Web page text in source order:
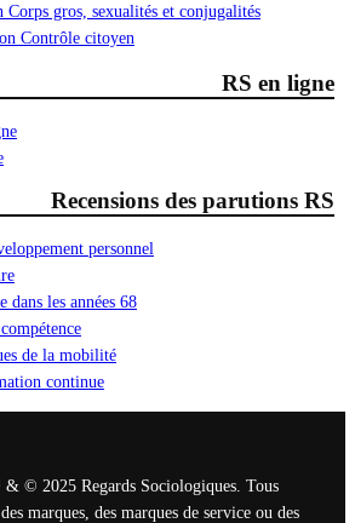
gros, sexualités et conjugalités
Contrôle citoyen
RS en ligne
Recensions des parutions RS
personnel
dans les années 68
de la mobilité
continue
© 2025 Regards Sociologiques. Tous
marques, des marques de service ou des